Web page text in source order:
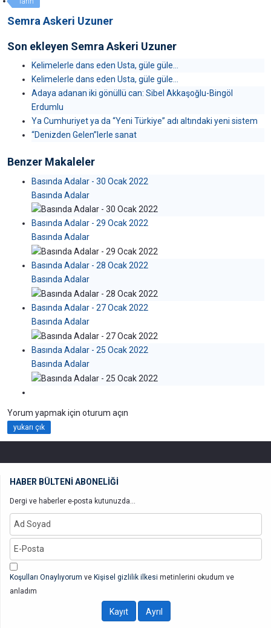
Semra Askeri Uzuner
Son ekleyen Semra Askeri Uzuner
Kelimelerle dans eden Usta, güle güle...
Kelimelerle dans eden Usta, güle güle...
Adaya adanan iki gönüllü can: Sibel Akkaşoğlu-Bingöl
Erdumlu
Ya Cumhuriyet ya da “Yeni Türkiye” adı altındaki yeni sistem
“Denizden Gelen”lerle sanat
Benzer Makaleler
Basında Adalar - 30 Ocak 2022
Basında Adalar
Basında Adalar - 29 Ocak 2022
Basında Adalar
Basında Adalar - 28 Ocak 2022
Basında Adalar
Basında Adalar - 27 Ocak 2022
Basında Adalar
Basında Adalar - 25 Ocak 2022
Basında Adalar
Yorum yapmak için oturum açın
yukarı çık
HABER BÜLTENİ ABONELİĞİ
Dergi ve haberler e-posta kutunuzda...
Koşulları Onaylıyorum ve Kişisel gizlilik ilkesi metinlerini okudum ve
anladım